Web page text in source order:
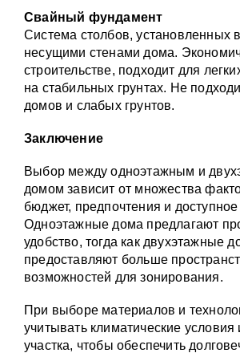
Свайный фундамент
Система столбов, установленных
несущими стенами дома.
строительстве, подходит для
на стабильных грунтах. Не
домов и слабых грунтов.
Заключение
Выбор между одноэтажным и
домом зависит от множества
бюджет, предпочтения и доступное
Одноэтажные дома предлагают
удобство, тогда как двухэтажные
предоставляют больше
возможностей для зонирования.
При выборе материалов и
учитывать климатические условия
участка, чтобы обеспечить